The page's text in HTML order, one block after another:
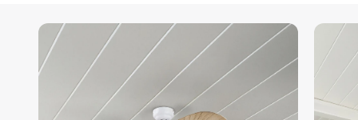
Saltar
al
final